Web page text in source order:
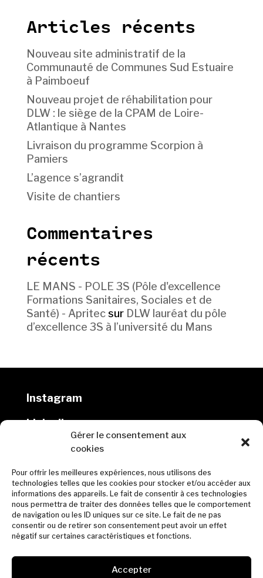
Gérer le consentement aux
cookies
Pour offrir les meilleures expériences, nous utilisons des
technologies telles que les cookies pour stocker et/ou accéder aux
informations des appareils. Le fait de consentir à ces technologies
nous permettra de traiter des données telles que le comportement
de navigation ou les ID uniques sur ce site. Le fait de ne pas
consentir ou de retirer son consentement peut avoir un effet
négatif sur certaines caractéristiques et fonctions.
Accepter
Articles récents
Nouveau site administratif de la
Communauté de Communes Sud Estuaire
à Paimboeuf
Nouveau projet de réhabilitation pour
DLW : le siège de la CPAM de Loire-
Atlantique à Nantes
Livraison du programme Scorpion à
Pamiers
L’agence s’agrandit
Visite de chantiers
Commentaires
récents
LE MANS - POLE 3S (Pôle d'excellence
Formations Sanitaires, Sociales et de
Santé) - Apritecsur DLW lauréat du pôle
d’excellence 3S à l’université du Mans
Instagram
Linkedin
10 rue Marmontel, 44000 Nantes
02 40 69 00 65
contact@dlw-architectes.fr
© DLW 2023